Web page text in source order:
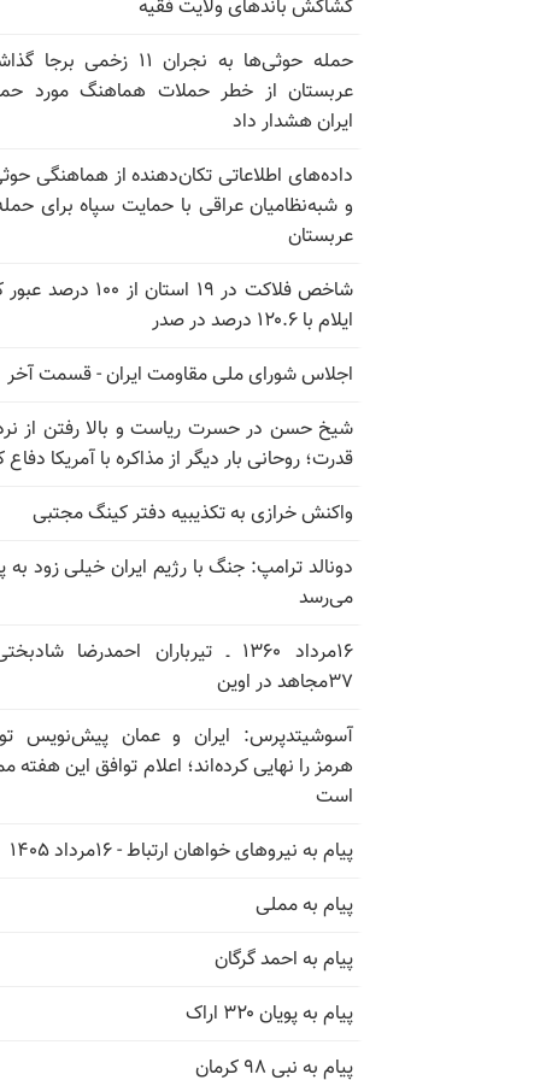
کشاکش باندهای ولایت فقیه
حمله حوثی‌ها به نجران ۱۱ زخمی
عربستان از خطر حملات هماهنگ مورد
ایران هشدار داد
داده‌های اطلاعاتی تکان‌دهنده از هماهنگی
و شبه‌نظامیان عراقی با حمایت سپاه برای
عربستان
شاخص فلاکت در ۱۹ استان از ۱۰۰
ایلام با ۱۲۰.۶ درصد در صدر
اجلاس شورای ملی مقاومت ایران - قسمت آخر
شیخ حسن در حسرت ریاست و بالا رفتن از
قدرت؛ روحانی بار دیگر از مذاکره با آمریکا دفاع
واکنش خرازی به تکذیبیه دفتر کینگ مجتبی
دونالد ترامپ: جنگ با رژیم ایران خیلی زود به
می‌رسد
۱۶مرداد ۱۳۶۰ ـ تیرباران احمدرضا
۳۷مجاهد در اوین
آسوشیتدپرس: ایران و عمان پیش‌نویس
هرمز را نهایی کرده‌اند؛ اعلام توافق این هفته
است
پیام به نیروهای خواهان ارتباط - ۱۶مرداد ۱۴۰۵
پیام به مملی
پیام به احمد گرگان
پیام به پویان ۳۲۰ اراک
پیام به نبی ۹۸ کرمان